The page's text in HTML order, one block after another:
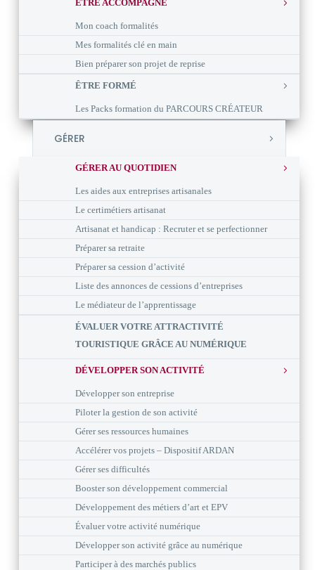
ÊTRE ACCOMPAGNÉ
Mon coach formalités
Mes formalités clé en main
Bien préparer son projet de reprise
ÊTRE FORMÉ
Les Packs formation du PARCOURS CRÉATEUR
GÉRER
GÉRER AU QUOTIDIEN
Les aides aux entreprises artisanales
Le certimétiers artisanat
Artisanat et handicap : Recruter et se perfectionner
Préparer sa retraite
Préparer sa cession d’activité
Liste des annonces de cessions d’entreprises
Le médiateur de l’apprentissage
ÉVALUER VOTRE ATTRACTIVITÉ
TOURISTIQUE GRÂCE AU NUMÉRIQUE
DÉVELOPPER SON ACTIVITÉ
Développer son entreprise
Piloter la gestion de son activité
Gérer ses ressources humaines
Accélérer vos projets – Dispositif ARDAN
Gérer ses difficultés
Booster son développement commercial
Développement des métiers d’art et EPV
Évaluer votre activité numérique
Développer son activité grâce au numérique
Participer à des marchés publics